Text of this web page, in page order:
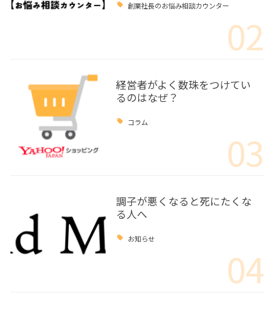
創業社長のお悩み相談カウンター
02
経営者がよく数珠をつけてい
るのはなぜ？
コラム
03
調子が悪くなると死にたくな
る人へ
お知らせ
04